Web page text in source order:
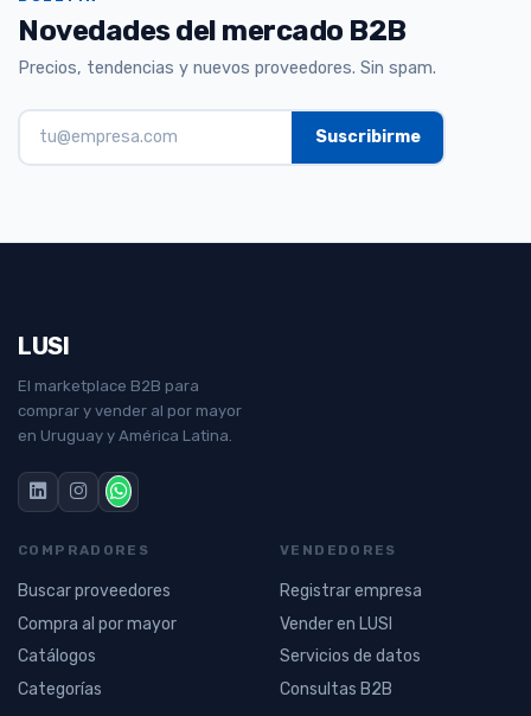
Novedades del mercado B2B
Precios, tendencias y nuevos proveedores. Sin spam.
LUSI
El marketplace B2B para
comprar y vender al por mayor
en Uruguay y América Latina.
COMPRADORES
Buscar proveedores
Compra al por mayor
Catálogos
Categorías
VENDEDORES
Registrar empresa
Vender en LUSI
Servicios de datos
Consultas B2B